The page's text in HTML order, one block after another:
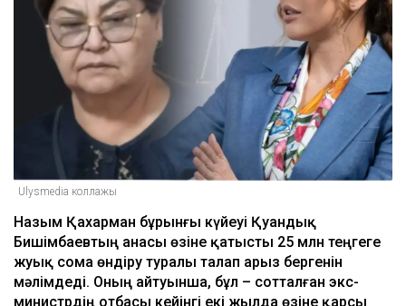
Ulysmedia коллажы
Назым Қахарман бұрынғы күйеуі Қуандық
Бишімбаевтың анасы өзіне қатысты 25 млн теңгеге
жуық сома өндіру туралы талап арыз бергенін
мәлімдеді. Оның айтуынша, бұл – сотталған экс-
министрдің отбасы кейінгі екі жылда өзіне қарсы